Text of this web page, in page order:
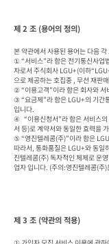
제 2 조 (용어의 정의)
본 약관에서 사용된 용어는 다음
① “서비스”라 함은 전기통신사업
자로서 주식회사 LGU+(이하
으로 제공하는 호집중 , 무선 재판
② “이용고객”이라 함은 회사와 서
③ “요금제”라 함은 LGU+의 기간
입니다.
④   “이용신청서”라 함은 서비스
서 등)로 계약서와 동일한 효력을
⑤ “영진텔레콤(주)”이라 함은
따라서, 통화품질은 LGU+와 동일
진텔레콤(주) 독자적인 체제로 운
업자 입니다. (주의:영진텔레콤(주
제 3 조 (약관의 적용)